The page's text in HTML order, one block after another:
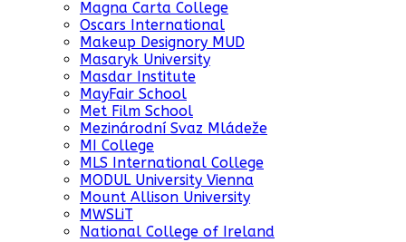
Magna Carta College
Oscars International
Makeup Designory MUD
Masaryk University
Masdar Institute
MayFair School
Met Film School
Mezinárodní Svaz Mládeže
MI College
MLS International College
MODUL University Vienna
Mount Allison University
MWSLiT
National College of Ireland